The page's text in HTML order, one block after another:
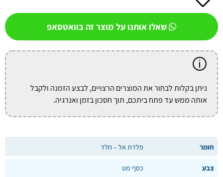
שאלו אותנו על מוצר זה בוואטסאפ
ניתן בקלות לבחור את המוצרים הרצויים, לבצע הזמנה ולקבל
אותה ממש עד פתח ביתכם, תוך חסכון בזמן ואנרגיה.
חומר פלדת אל – חלד
צבע כסף מט